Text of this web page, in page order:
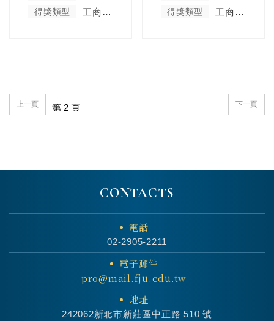
得獎類型 工商菁英類 得獎類型 工商菁英類
上一頁 下一頁
CONTACTS
電話
02-2905-2211
電子郵件
pro@mail.fju.edu.tw
地址
242062新北市新莊區中正路 510 號